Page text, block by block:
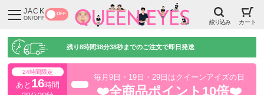
JACK
ON/OFF
OFF
絞り込み カート
残り8時間38分37秒までのご注文で即日発送
24時間限定
あと 16時間
毎月9日・19日・29日はクイーンアイズの日
❤️全商品ポイント10倍❤️